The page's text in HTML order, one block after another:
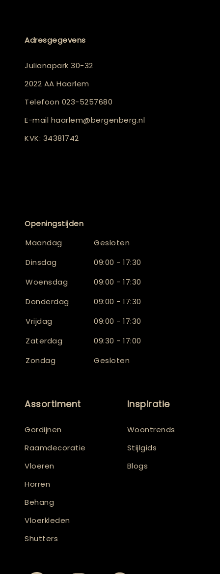
Adresgegevens
Julianapark 30-32
2022 AA Haarlem
Telefoon 023-5257680
E-mail haarlem@bergenberg.nl
KVK: 34381742
Openingstijden
Maandag
Gesloten
Dinsdag
09:00 - 17:30
Woensdag
09:00 - 17:30
Donderdag
09:00 - 17:30
Vrijdag
09:00 - 17:30
Zaterdag
09:30 - 17:00
Zondag
Gesloten
Assortiment
Gordijnen
Raamdecoratie
Vloeren
Horren
Behang
Vloerkleden
Shutters
Inspiratie
Woontrends
Stijlgids
Blogs